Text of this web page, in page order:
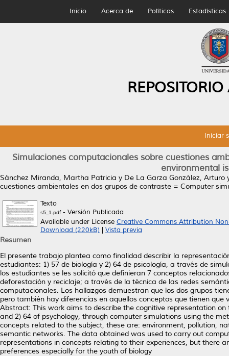
Inicio Acerca de Políticas Estadísticas
Iniciar
Simulaciones computacionales sobre cuestiones
environmental
Sánchez Miranda, Martha Patricia y De La Garza González, Arturo
cuestiones ambientales en dos grupos de contraste = Computer
Texto
s5_1.pdf- Versión Publicada
Available under License Creative Commons Attribution
Download (220kB)
Vista previa
Resumen
El presente trabajo plantea como finalidad describir la
estudiantes: 1) 57 de biología y 2) 64 de psicología, a través de
los estudiantes se les solicitó que definieran 7 conceptos
deforestación y reciclaje; a través de la técnica de las redes
computacionales. Los hallazgos demuestran que los dos grupos
pero también hay diferencias en aquellos conceptos que tienen
Abstract: This work aims to describe the cognitive representation
and 2) 64 of psychology, through computer simulations using the
concepts related to the subject, these are: environment, pollution,
semantic networks. The data obtained was used to carry out
representations in concepts relating to their experiences, but there
preferences especially for the youth of biology